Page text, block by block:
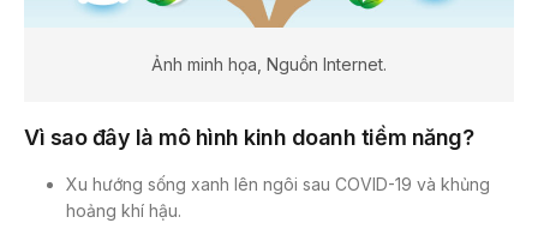
Ảnh minh họa, Nguồn Internet.
Vì sao đây là mô hình kinh doanh tiềm năng?
Xu hướng sống xanh lên ngôi sau COVID-19 và khủng
hoảng khí hậu.